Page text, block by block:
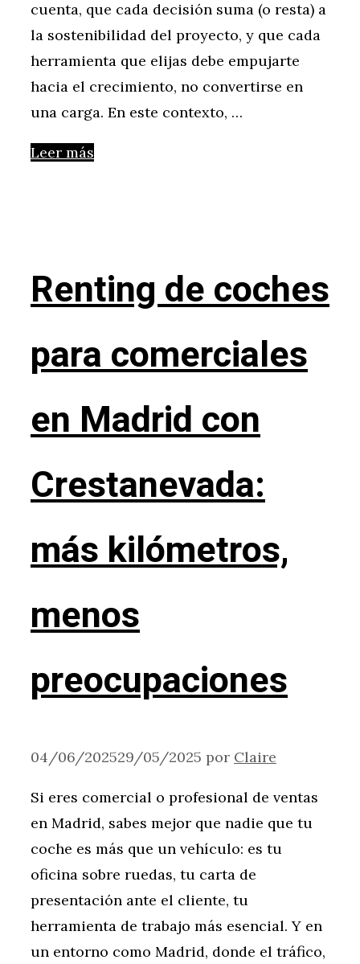
cuenta, que cada decisión suma (o resta) a
la sostenibilidad del proyecto, y que cada
herramienta que elijas debe empujarte
hacia el crecimiento, no convertirse en
una carga. En este contexto, …
Leer más
Renting de coches
para comerciales
en Madrid con
Crestanevada:
más kilómetros,
menos
preocupaciones
04/06/202529/05/2025 por Claire
Si eres comercial o profesional de ventas
en Madrid, sabes mejor que nadie que tu
coche es más que un vehículo: es tu
oficina sobre ruedas, tu carta de
presentación ante el cliente, tu
herramienta de trabajo más esencial. Y en
un entorno como Madrid, donde el tráfico,